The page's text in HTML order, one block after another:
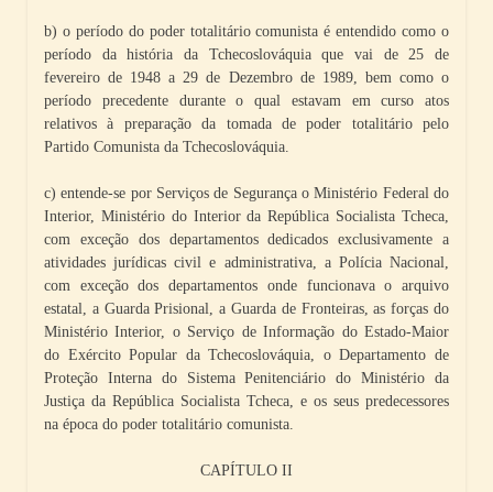
b) o período do poder totalitário comunista é entendido como o
período da história da Tchecoslováquia que vai de 25 de
fevereiro de 1948 a 29 de Dezembro de 1989, bem como o
período precedente durante o qual estavam em curso atos
relativos à preparação da tomada de poder totalitário pelo
Partido Comunista da Tchecoslováquia.
c) entende-se por Serviços de Segurança o Ministério Federal do
Interior, Ministério do Interior da República Socialista Tcheca,
com exceção dos departamentos dedicados exclusivamente a
atividades jurídicas civil e administrativa, a Polícia Nacional,
com exceção dos departamentos onde funcionava o arquivo
estatal, a Guarda Prisional, a Guarda de Fronteiras, as forças do
Ministério Interior, o Serviço de Informação do Estado-Maior
do Exército Popular da Tchecoslováquia, o Departamento de
Proteção Interna do Sistema Penitenciário do Ministério da
Justiça da República Socialista Tcheca, e os seus predecessores
na época do poder totalitário comunista.
CAPÍTULO II